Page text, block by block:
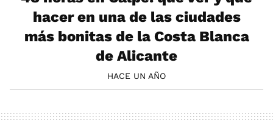
hacer en una de las ciudades
más bonitas de la Costa Blanca
de Alicante
HACE UN AÑO